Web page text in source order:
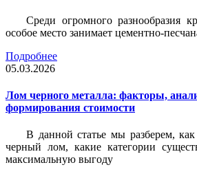
Среди огромного разнообразия
особое место занимает цементно-
Подробнее
05.03.2026
Лом черного металла: факторы,
формирования стоимости
В данной статье мы разберем,
черный лом, какие категории
максимальную выгоду